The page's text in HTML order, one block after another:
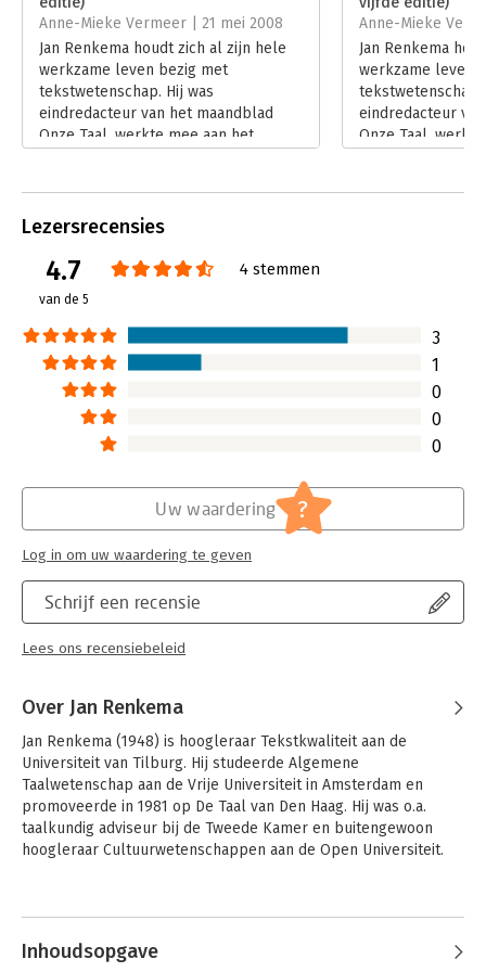
Hoofdrubriek: Woordenboeken en taal
Anne-Mieke Vermeer | 21 mei 2008
Jan Renkema houdt zich al zijn hele
werkzame leven bezig met
tekstwetenschap. Hij was
eindredacteur van het maandblad
Onze Taal, werkte mee aan het
sindsdien steun en toeverlaat is voor
de weer is. Deze vierde en
uitgebreider en overzichtelijker
antwoord op de vraag 'hoe schrijf je
dat ook al weer?'
Lees verder
Anne-Mieke
Jan Renkema
werkzame leven
tekstwetenschap.
eindredacteur
Onze Taal,
antwoord op de
Lees verder
Lezersrecensies
4.7
van de 5
4 stemmen
3
1
0
0
0
Schrijf een recensie
Lees ons recensiebeleid
Uw waardering ?
Log in om uw waardering te geven
Over Jan Renkema
Jan Renkema (1948) is hoogleraar Tekstkwaliteit aan de
Universiteit van Tilburg. Hij studeerde Algemene
Taalwetenschap aan de Vrije Universiteit in Amsterdam en
promoveerde in 1981 op De Taal van Den Haag. Hij was o.a.
taalkundig adviseur bij de Tweede Kamer en buitengewoon
hoogleraar Cultuurwetenschappen aan de Open Universiteit.
meer dan 450.000 exemplaren verkocht. Ook schreef hij
Binnenhof?, en publiceerde hij een pamflet over de nieuwe
Andere boeken door Jan Renkema
Inhoudsopgave